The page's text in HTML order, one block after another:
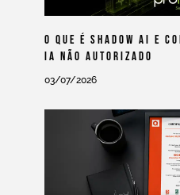
O Que É Shadow AI E
IA Não Autorizado
03/07/2026